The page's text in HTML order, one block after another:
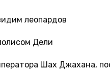
леопардов
Дели
Шах Джахана,